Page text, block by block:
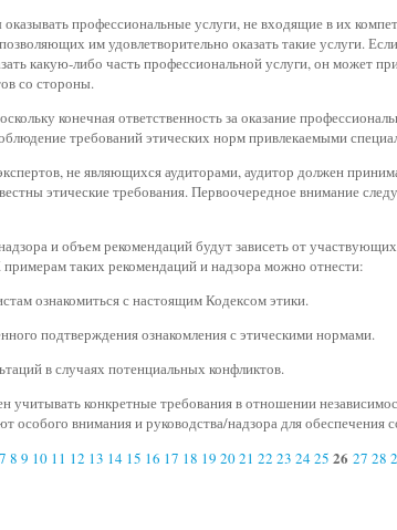
профессиональные услуги, не входящие в их
им удовлетворительно оказать такие услуги.
какую‑либо часть профессиональной услуги, он может
со стороны.
конечная ответственность за оказание
требований этических норм привлекаемыми
не являющихся аудиторами, аудитор должен
этические требования. Первоочередное внимание
и объем рекомендаций будут зависеть от
таких рекомендаций и надзора можно отнести:
ознакомиться с настоящим Кодексом этики.
подтверждения ознакомления с этическими нормами.
в случаях потенциальных конфликтов.
учитывать конкретные требования в отношении
особого внимания и руководства/надзора для обеспечения
7 8 9 10 11 12 13 14 15 16 17 18 19 2021 22 23 2425 26 27 28